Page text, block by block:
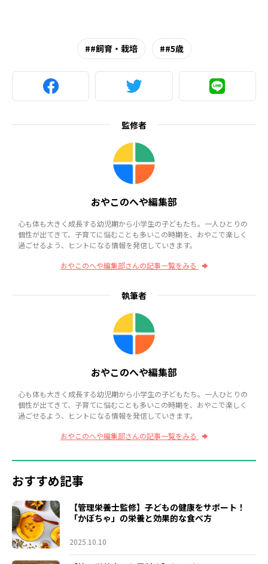
#飼育・栽培 #5歳
監修者
おやこのへや編集部
心も体も大きく成長する幼児期から小学生の子どもたち。一人ひとりの
個性が出てきて、子育てに悩むことも多いこの時期を、おやこで楽しく
過ごせるよう、ヒントになる情報を発信していきます。
おやこのへや編集部さんの記事一覧をみる
執筆者
おやこのへや編集部
心も体も大きく成長する幼児期から小学生の子どもたち。一人ひとりの
個性が出てきて、子育てに悩むことも多いこの時期を、おやこで楽しく
過ごせるよう、ヒントになる情報を発信していきます。
おやこのへや編集部さんの記事一覧をみる
おすすめ記事
【管理栄養士監修】子どもの健康をサポート！
「かぼちゃ」の栄養と効果的な食べ方
2025.10.10